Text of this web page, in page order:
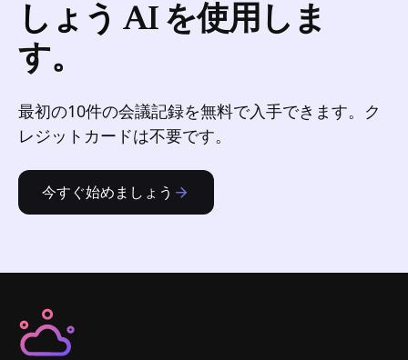
しょう AI を使用しま
す。
最初の10件の会議記録を無料で入手できます。ク
レジットカードは不要です。
今すぐ始めましょう